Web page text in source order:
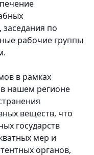
по
рабочие группы
в рамках
нашем регионе
веществ, что
государств
мер и
органов,